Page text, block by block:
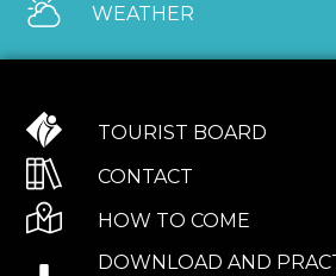
WEATHER
TOURIST BOARD
CONTACT
HOW TO COME
DOWNLOAD AND